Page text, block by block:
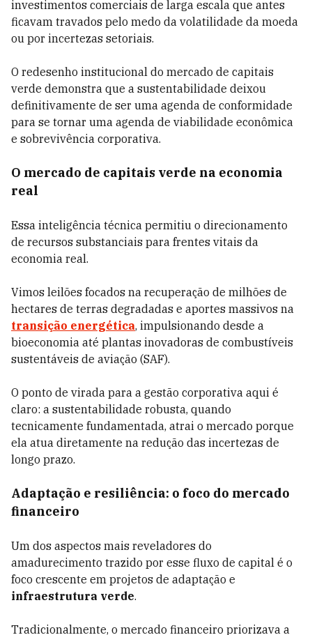
investimentos comerciais de larga escala que antes
ficavam travados pelo medo da volatilidade da moeda
ou por incertezas setoriais.
O redesenho institucional do mercado de capitais
verde demonstra que a sustentabilidade deixou
definitivamente de ser uma agenda de conformidade
para se tornar uma agenda de viabilidade econômica
e sobrevivência corporativa.
O mercado de capitais verde na economia
real
Essa inteligência técnica permitiu o direcionamento
de recursos substanciais para frentes vitais da
economia real.
Vimos leilões focados na recuperação de milhões de
hectares de terras degradadas e aportes massivos na
transição energética, impulsionando desde a
bioeconomia até plantas inovadoras de combustíveis
sustentáveis de aviação (SAF).
O ponto de virada para a gestão corporativa aqui é
claro: a sustentabilidade robusta, quando
tecnicamente fundamentada, atrai o mercado porque
ela atua diretamente na redução das incertezas de
longo prazo.
Adaptação e resiliência: o foco do mercado
financeiro
Um dos aspectos mais reveladores do
amadurecimento trazido por esse fluxo de capital é o
foco crescente em projetos de adaptação e
infraestrutura verde.
Tradicionalmente, o mercado financeiro priorizava a